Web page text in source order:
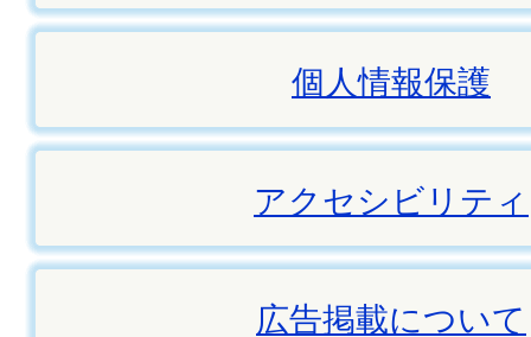
個人情報保護
アクセシビリティ
広告掲載について